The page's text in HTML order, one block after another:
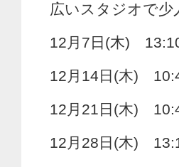
広いスタジオで
12月7日(木)
12月14日(木)
12月21日(木)
12月28日(木)